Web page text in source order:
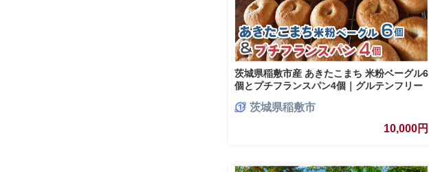
茨城県稲敷市産 あきたこまち 米粉ベーグル6
個とプチフランスパン4個｜グルテンフリー
茨城県稲敷市
10,000円